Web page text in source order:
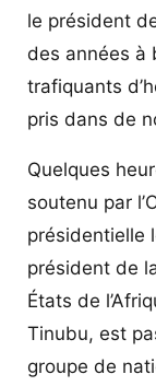
le président
des années à
trafiquants
pris dans de
Quelques
soutenu par
présidentielle
président de
États de
Tinubu, est
groupe de